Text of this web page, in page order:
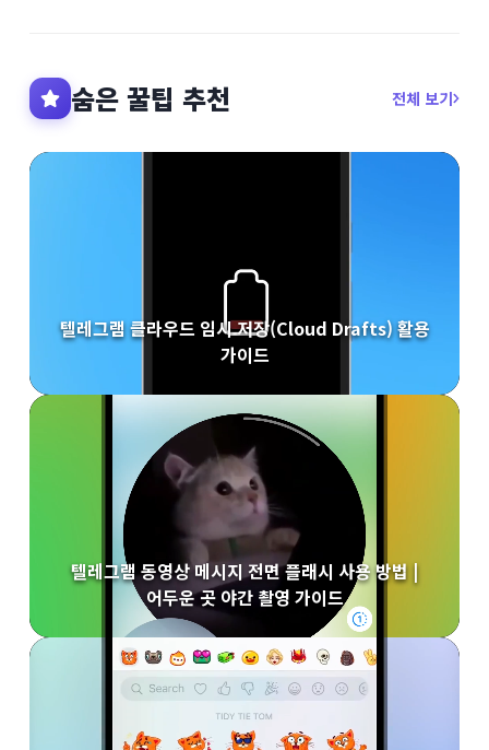
숨은 꿀팁 추천 전체 보기
텔레그램 클라우드 임시 저장(Cloud Drafts) 활용
가이드
텔레그램 동영상 메시지 전면 플래시 사용 방법 |
어두운 곳 야간 촬영 가이드